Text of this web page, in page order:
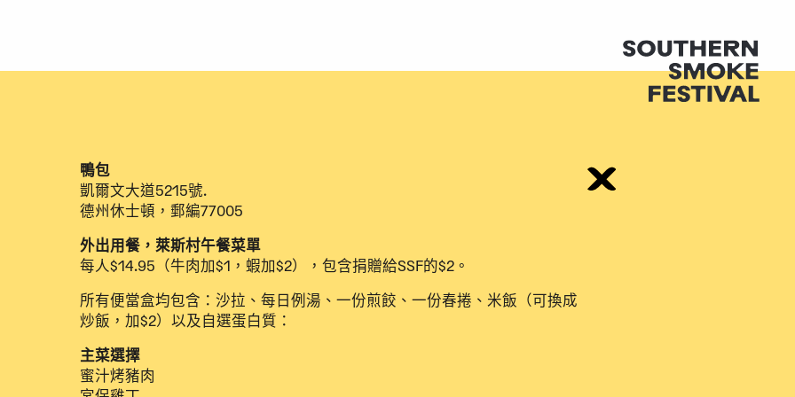
鴨包
凱爾文大道5215號.
德州休士頓，郵編77005
外出用餐，萊斯村午餐菜單
每人$14.95（牛肉加$1，蝦加$2），包含捐贈給SSF的$2。
所有便當盒均包含：沙拉、每日例湯、一份煎餃、一份春捲、米飯（可換成
炒飯，加$2）以及自選蛋白質：
主菜選擇
蜜汁烤豬肉